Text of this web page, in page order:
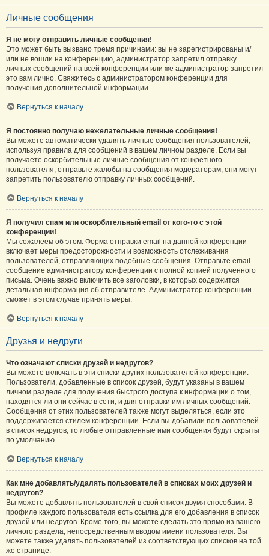
Личные сообщения
Я не могу отправить личные сообщения!
Это может быть вызвано тремя причинами: вы не зарегистрированы и/
или не вошли на конференцию, администратор запретил отправку
личных сообщений на всей конференции или же администратор запретил
это вам лично. Свяжитесь с администратором конференции для
получения дополнительной информации.
Вернуться к началу
Я постоянно получаю нежелательные личные сообщения!
Вы можете автоматически удалять личные сообщения пользователей,
используя правила для сообщений в вашем личном разделе. Если вы
получаете оскорбительные личные сообщения от конкретного
пользователя, отправьте жалобы на сообщения модераторам; они могут
запретить пользователю отправку личных сообщений.
Вернуться к началу
Я получил спам или оскорбительный email от кого-то с этой
конференции!
Мы сожалеем об этом. Форма отправки email на данной конференции
включает меры предосторожности и возможность отслеживания
пользователей, отправляющих подобные сообщения. Отправьте email-
сообщение администратору конференции с полной копией полученного
письма. Очень важно включить все заголовки, в которых содержится
детальная информация об отправителе. Администратор конференции
сможет в этом случае принять меры.
Вернуться к началу
Друзья и недруги
Что означают списки друзей и недругов?
Вы можете включать в эти списки других пользователей конференции.
Пользователи, добавленные в список друзей, будут указаны в вашем
личном разделе для получения быстрого доступа к информации о том,
находятся ли они сейчас в сети, и для отправки им личных сообщений.
Сообщения от этих пользователей также могут выделяться, если это
поддерживается стилем конференции. Если вы добавили пользователей
в список недругов, то любые отправленные ими сообщения будут скрыты
по умолчанию.
Вернуться к началу
Как мне добавлять/удалять пользователей в списках моих друзей и
недругов?
Вы можете добавлять пользователей в свой список двумя способами. В
профиле каждого пользователя есть ссылка для его добавления в список
друзей или недругов. Кроме того, вы можете сделать это прямо из вашего
личного раздела, непосредственным вводом имени пользователя. Вы
можете также удалять пользователей из соответствующих списков на той
же странице.